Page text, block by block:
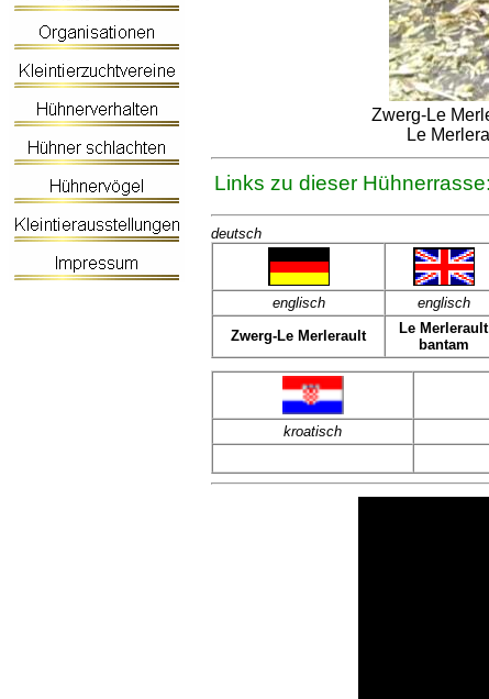
Zwerg-Le
Le
Links zu dieser Hühnerrasse:
deutsch
englisch englisch
Zwerg-Le Merlerault
Le Merlerault
bantam
kroatisch